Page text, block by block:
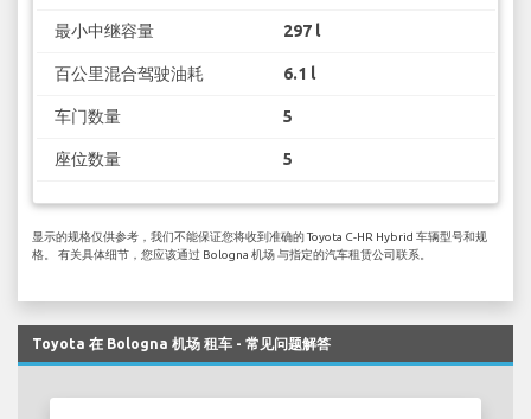
最小中继容量 297 l
百公里混合驾驶油耗 6.1 l
车门数量 5
座位数量 5
显示的规格仅供参考，我们不能保证您将收到准确的 Toyota C-HR Hybrid 车辆型号和规
格。 有关具体细节，您应该通过 Bologna 机场 与指定的汽车租赁公司联系。
Toyota 在 Bologna 机场 租车 - 常见问题解答